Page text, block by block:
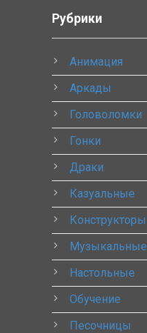
Рубрики
Анимация
Аркады
Головоломки
Гонки
Драки
Казуальные
Конструкторы
Музыкальные
Настольные
Обучение
Песочницы